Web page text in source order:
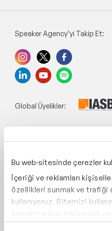
Bu web-sitesinde çerezler
İçeriği ve reklamları
özellikleri sunmak ve
kullanıyoruz. Sitemizi
sosyal medya, reklamcılık
paylaşabiliriz. İş
Speaker Agency’yi Takip Et:
Global Üyelikler:
Destekliyoruz: